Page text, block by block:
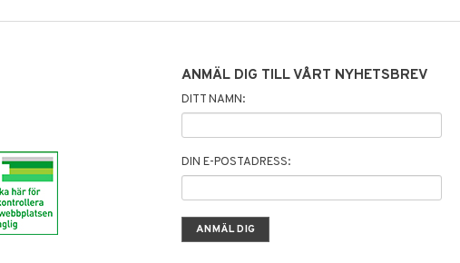
ANMÄL DIG TILL VÅRT NYHETSBREV
DITT NAMN:
DIN E-POSTADRESS: